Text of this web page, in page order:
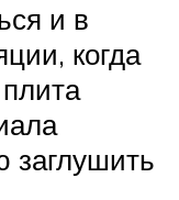
и в
когда
заглушить